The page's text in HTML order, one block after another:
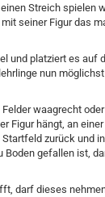
Streich spielen
seiner Figur das
und platziert es auf
nun
waagrecht
hängt, an
zurück und
gefallen ist,
darf dieses